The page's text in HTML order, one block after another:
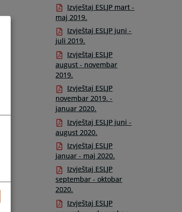
Izvještaj ESLJP mart -
maj 2019.
Izvještaj ESLJP juni -
juli 2019.
Izvještaj ESLJP
august - novembar
2019.
Izvještaj ESLJP
novembar 2019. -
januar 2020.
Izvještaj ESLJP juni -
august 2020.
Izvještaj ESLJP
januar - maj 2020.
Izvještaj ESLJP
septembar - oktobar
2020.
Izvještaj ESLJP